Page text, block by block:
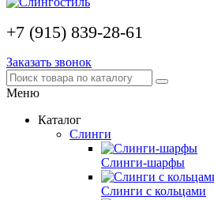
+7 (915) 839-28-61
Заказать звонок
Меню
Каталог
Слинги
Слинги-шарфы
Слинги с кольцами